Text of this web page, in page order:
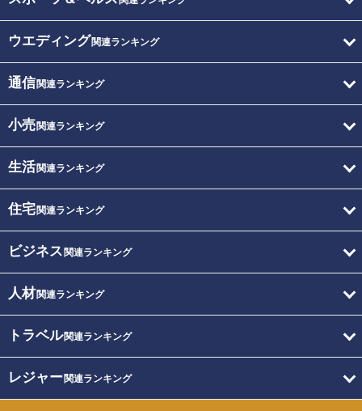
ウエディング関連ランキング
通信関連ランキング
小売関連ランキング
生活関連ランキング
住宅関連ランキング
ビジネス 関連ランキング
人材関連ランキング
トラベル関連ランキング
レジャー関連ランキング